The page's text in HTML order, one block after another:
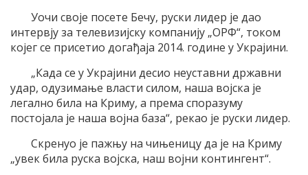
Уочи своје посете Бечу, руски лидер је дао
интервју за телевизијску компанију „ОРФ“, током
којег се присетио догађаја 2014. године у Украјини.
„Када се у Украјини десио неуставни државни
удар, одузимање власти силом, наша војска је
легално била на Криму, а према споразуму
постојала је наша војна база“, рекао је руски лидер.
Скренуо је пажњу на чињеницу да је на Криму
„увек била руска војска, наш војни контингент“.